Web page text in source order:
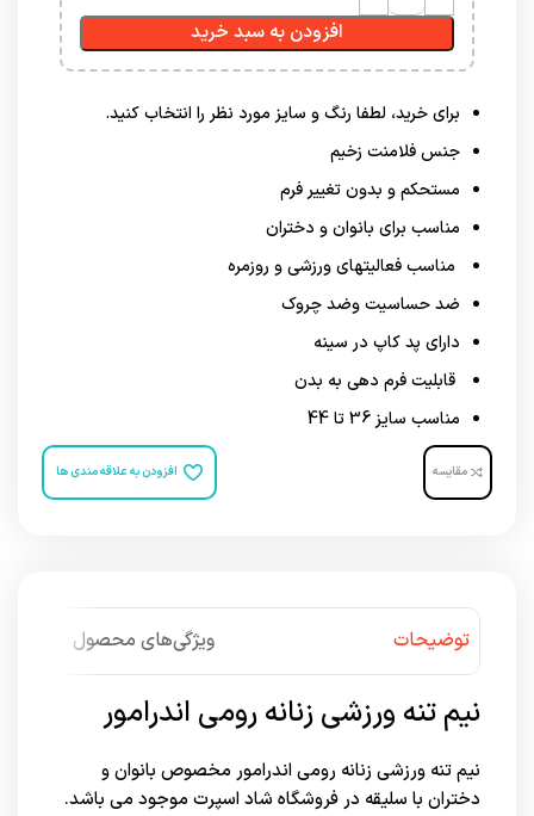
افزودن به سبد خرید
برای خرید، لطفا رنگ و سایز مورد نظر را انتخاب کنید.
جنس فلامنت زخیم
مستحکم و بدون تغییر فرم
مناسب برای بانوان و دختران
مناسب فعالیتهای ورزشی و روزمره
ضد حساسیت وضد چروک
دارای پد کاپ در سینه
قابلیت فرم دهی به بدن
مناسب سایز 36 تا 44
مقایسه افزودن به علاقه مندی ها
توضیحات ویژگی‌های محصول
نیم تنه ورزشی زنانه رومی اندرامور
نیم تنه ورزشی زنانه رومی اندرامور مخصوص بانوان و
دختران با سلیقه در فروشگاه شاد اسپرت موجود می باشد.